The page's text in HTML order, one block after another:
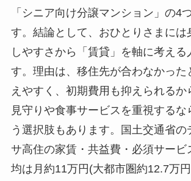
「シニア向け分譲マンション」の4
す。結論として、おひとりさまには
しやすさから「賃貸」を軸に考える
す。理由は、移住先が合わなかった
えやすく、初期費用も抑えられるか
見守りや食事サービスを重視するな
う選択肢もあります。国土交通省の
サ高住の家賃・共益費・必須サービ
均は月約11万円(大都市圏約12.7万